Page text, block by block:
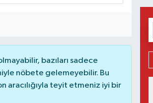
bazıları sadece
nöbete gelemeyebilir. Bu
aracılığıyla teyit etmeniz iyi bir